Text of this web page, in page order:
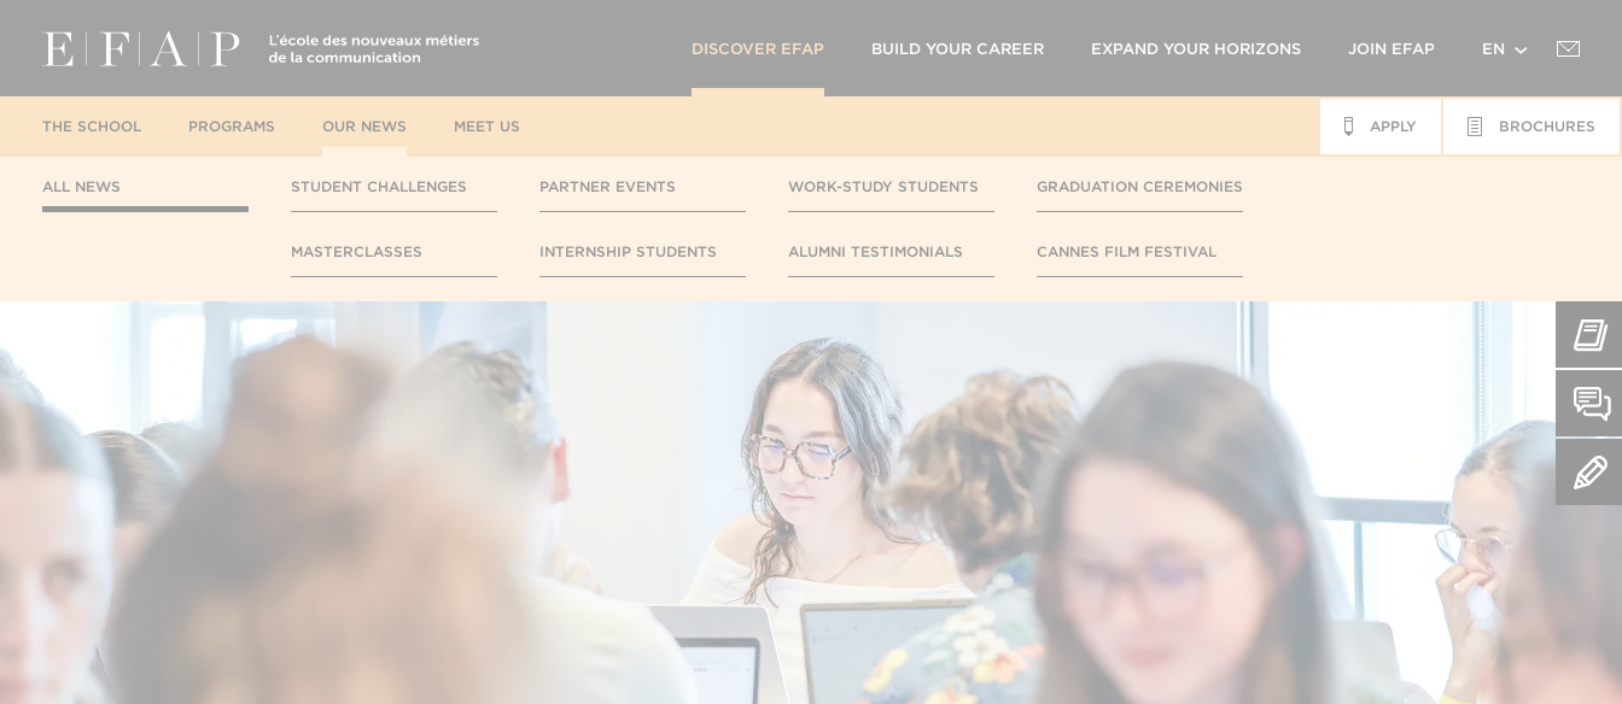
DISCOVER EFAP BUILD YOUR CAREER EXPAND YOUR HORIZONS JOIN EFAP EN
THE SCHOOL PROGRAMS OUR NEWS MEET US BROCHURES
APPLY
ALL NEWS STUDENT CHALLENGES
MASTERCLASSES
PARTNER EVENTS
INTERNSHIP STUDENTS
WORK-STUDY STUDENTS
ALUMNI TESTIMONIALS
GRADUATION CEREMONIES
CANNES FILM FESTIVAL